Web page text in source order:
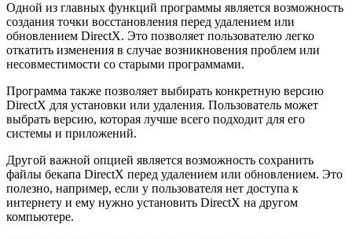
Одной из главных функций программы является возможность
создания точки восстановления перед удалением или
обновлением DirectX. Это позволяет пользователю легко
откатить изменения в случае возникновения проблем или
несовместимости со старыми программами.
Программа также позволяет выбирать конкретную версию
DirectX для установки или удаления. Пользователь может
выбрать версию, которая лучше всего подходит для его
системы и приложений.
Другой важной опцией является возможность сохранить
файлы бекапа DirectX перед удалением или обновлением. Это
полезно, например, если у пользователя нет доступа к
интернету и ему нужно установить DirectX на другом
компьютере.